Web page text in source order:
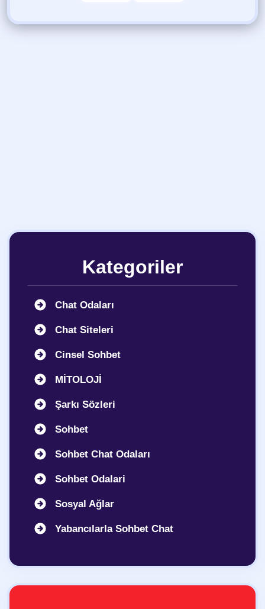
Kategoriler
Chat Odaları
Chat Siteleri
Cinsel Sohbet
MİTOLOJİ
Şarkı Sözleri
Sohbet
Sohbet Chat Odaları
Sohbet Odalari
Sosyal Ağlar
Yabancılarla Sohbet Chat